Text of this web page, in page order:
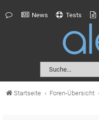
News Tests
Startseite Foren-Übersicht